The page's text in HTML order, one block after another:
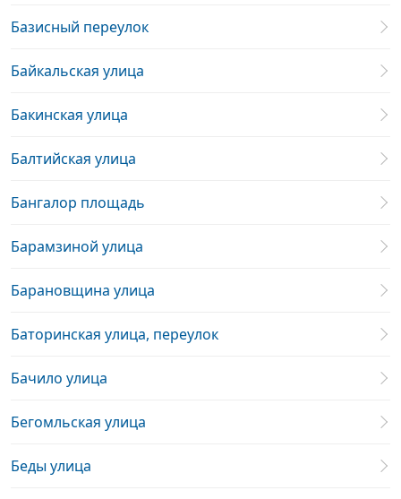
Базисный переулок
Байкальская улица
Бакинская улица
Балтийская улица
Бангалор площадь
Барамзиной улица
Барановщина улица
Баторинская улица, переулок
Бачило улица
Бегомльская улица
Беды улица